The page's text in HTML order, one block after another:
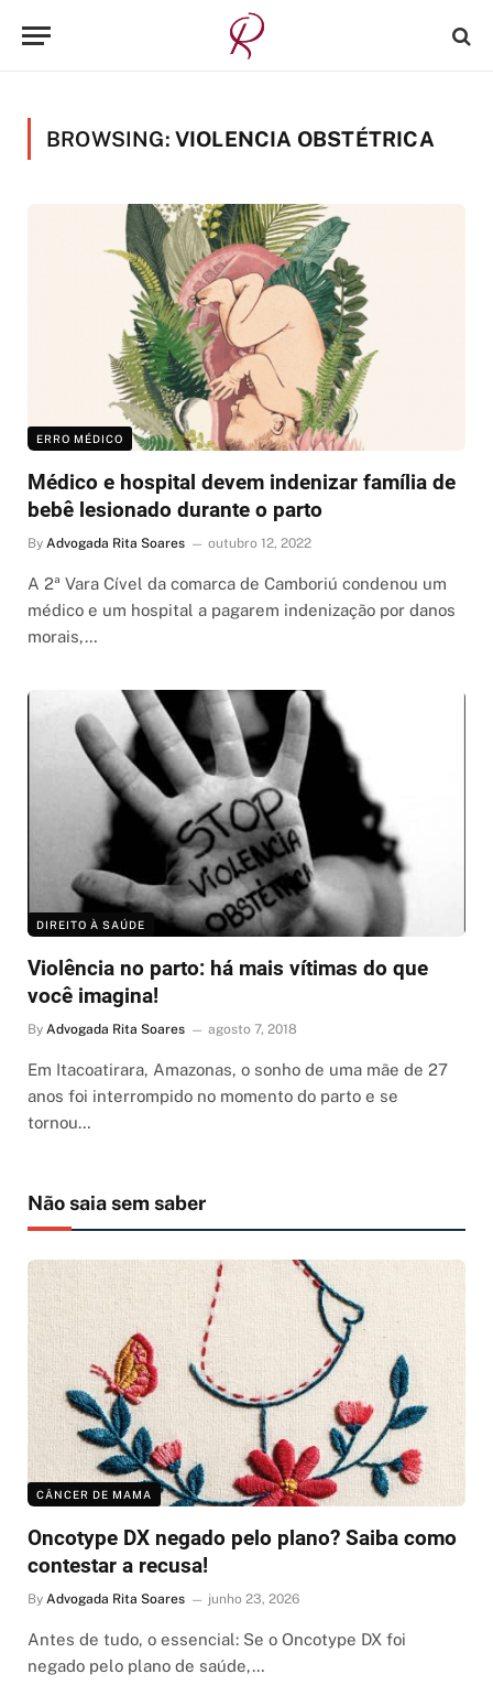
BROWSING: VIOLENCIA OBSTÉTRICA
ERRO MÉDICO
Médico e hospital devem indenizar família de
bebê lesionado durante o parto
By Advogada Rita Soares outubro 12, 2022
A 2ª Vara Cível da comarca de Camboriú condenou um
médico e um hospital a pagarem indenização por danos
morais,…
DIREITO À SAÚDE
Violência no parto: há mais vítimas do que
você imagina!
By Advogada Rita Soares agosto 7, 2018
Em Itacoatirara, Amazonas, o sonho de uma mãe de 27
anos foi interrompido no momento do parto e se
tornou…
Não saia sem saber
CÂNCER DE MAMA
Oncotype DX negado pelo plano? Saiba como
contestar a recusa!
By Advogada Rita Soares junho 23, 2026
Antes de tudo, o essencial: Se o Oncotype DX foi
negado pelo plano de saúde,…